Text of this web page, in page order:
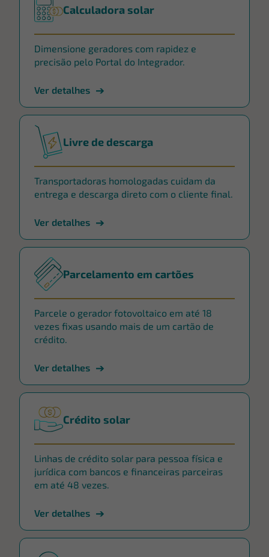
Calculadora solar
Dimensione geradores com rapidez e
precisão pelo Portal do Integrador.
Ver detalhes
Livre de descarga
Transportadoras homologadas cuidam da
entrega e descarga direto com o cliente final.
Ver detalhes
Parcelamento em cartões
Parcele o gerador fotovoltaico em até 18
vezes fixas usando mais de um cartão de
crédito.
Ver detalhes
Crédito solar
Linhas de crédito solar para pessoa física e
jurídica com bancos e financeiras parceiras
em até 48 vezes.
Ver detalhes